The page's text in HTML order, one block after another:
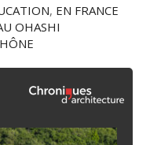
, EN FRANCE
OHASHI